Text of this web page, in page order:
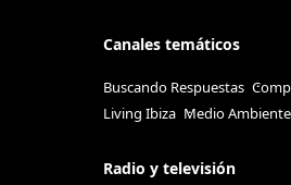
Canales temáticos
Buscando Respuestas
Living Ibiza Medio Ambiente
Radio y televisión